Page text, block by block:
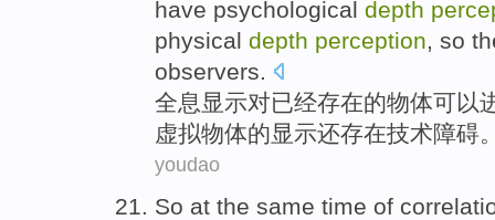
have psychological depth
physical depth perception, so
observers.
全息显示对已经存在的物体可以
虚拟物体的显示还存在技术障碍
youdao
So at the same time of